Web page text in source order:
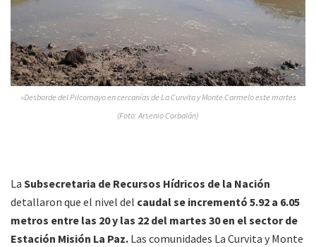
»Desborde del Pilcomayo en cercanías de La Curvita y Monte Carmelo este martes
(Foto: Arsenio Corbalán)
La Subsecretaria de Recursos Hídricos de la Nación
detallaron que el nivel del caudal se incrementó 5.92 a 6.05
metros entre las 20 y las 22 del martes 30 en el sector de
Estación Misión La Paz. Las comunidades La Curvita y Monte